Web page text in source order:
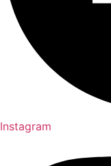
Instagram